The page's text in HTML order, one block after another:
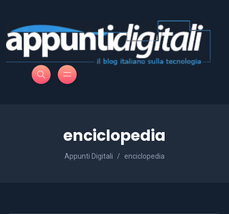
enciclopedia
Appunti Digitali enciclopedia